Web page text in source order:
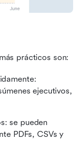
prácticos son:
ejecutivos,
se pueden
PDFs, CSVs y